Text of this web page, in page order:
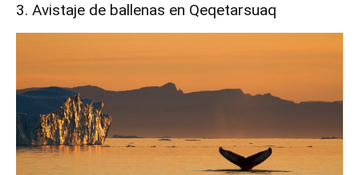
3. Avistaje de ballenas en Qeqetarsuaq